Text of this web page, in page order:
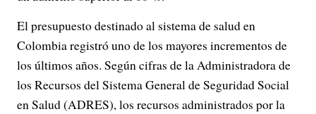
El presupuesto destinado al sistema de salud en
Colombia registró uno de los mayores incrementos de
los últimos años. Según cifras de la Administradora de
los Recursos del Sistema General de Seguridad Social
en Salud (ADRES), los recursos administrados por la